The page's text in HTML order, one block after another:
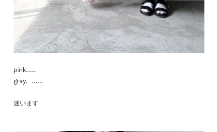
pink…..
gray. ……
迷います